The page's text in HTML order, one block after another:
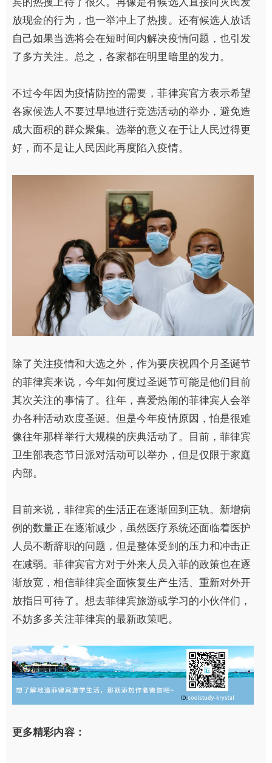
放现金的行为，也一举冲上了热搜。还有候选人放话
自己如果当选将会在短时间内解决疫情问题，也引发
了多方关注。总之，各家都在明里暗里的发力。
不过今年因为疫情防控的需要，菲律宾官方表示希望
各家候选人不要过早地进行竞选活动的举办，避免造
成大面积的群众聚集。选举的意义在于让人民过得更
好，而不是让人民因此再度陷入疫情。
除了关注疫情和大选之外，作为要庆祝四个月圣诞节
的菲律宾来说，今年如何度过圣诞节可能是他们目前
其次关注的事情了。往年，喜爱热闹的菲律宾人会举
办各种活动欢度圣诞。但是今年疫情原因，怕是很难
像往年那样举行大规模的庆典活动了。目前，菲律宾
卫生部表态节日派对活动可以举办，但是仅限于家庭
内部。
目前来说，菲律宾的生活正在逐渐回到正轨。新增病
例的数量正在逐渐减少，虽然医疗系统还面临着医护
人员不断辞职的问题，但是整体受到的压力和冲击正
在减弱。菲律宾官方对于外来人员入菲的政策也在逐
渐放宽，相信菲律宾全面恢复生产生活、重新对外开
放指日可待了。想去菲律宾旅游或学习的小伙伴们，
不妨多多关注菲律宾的最新政策吧。
更多精彩内容：